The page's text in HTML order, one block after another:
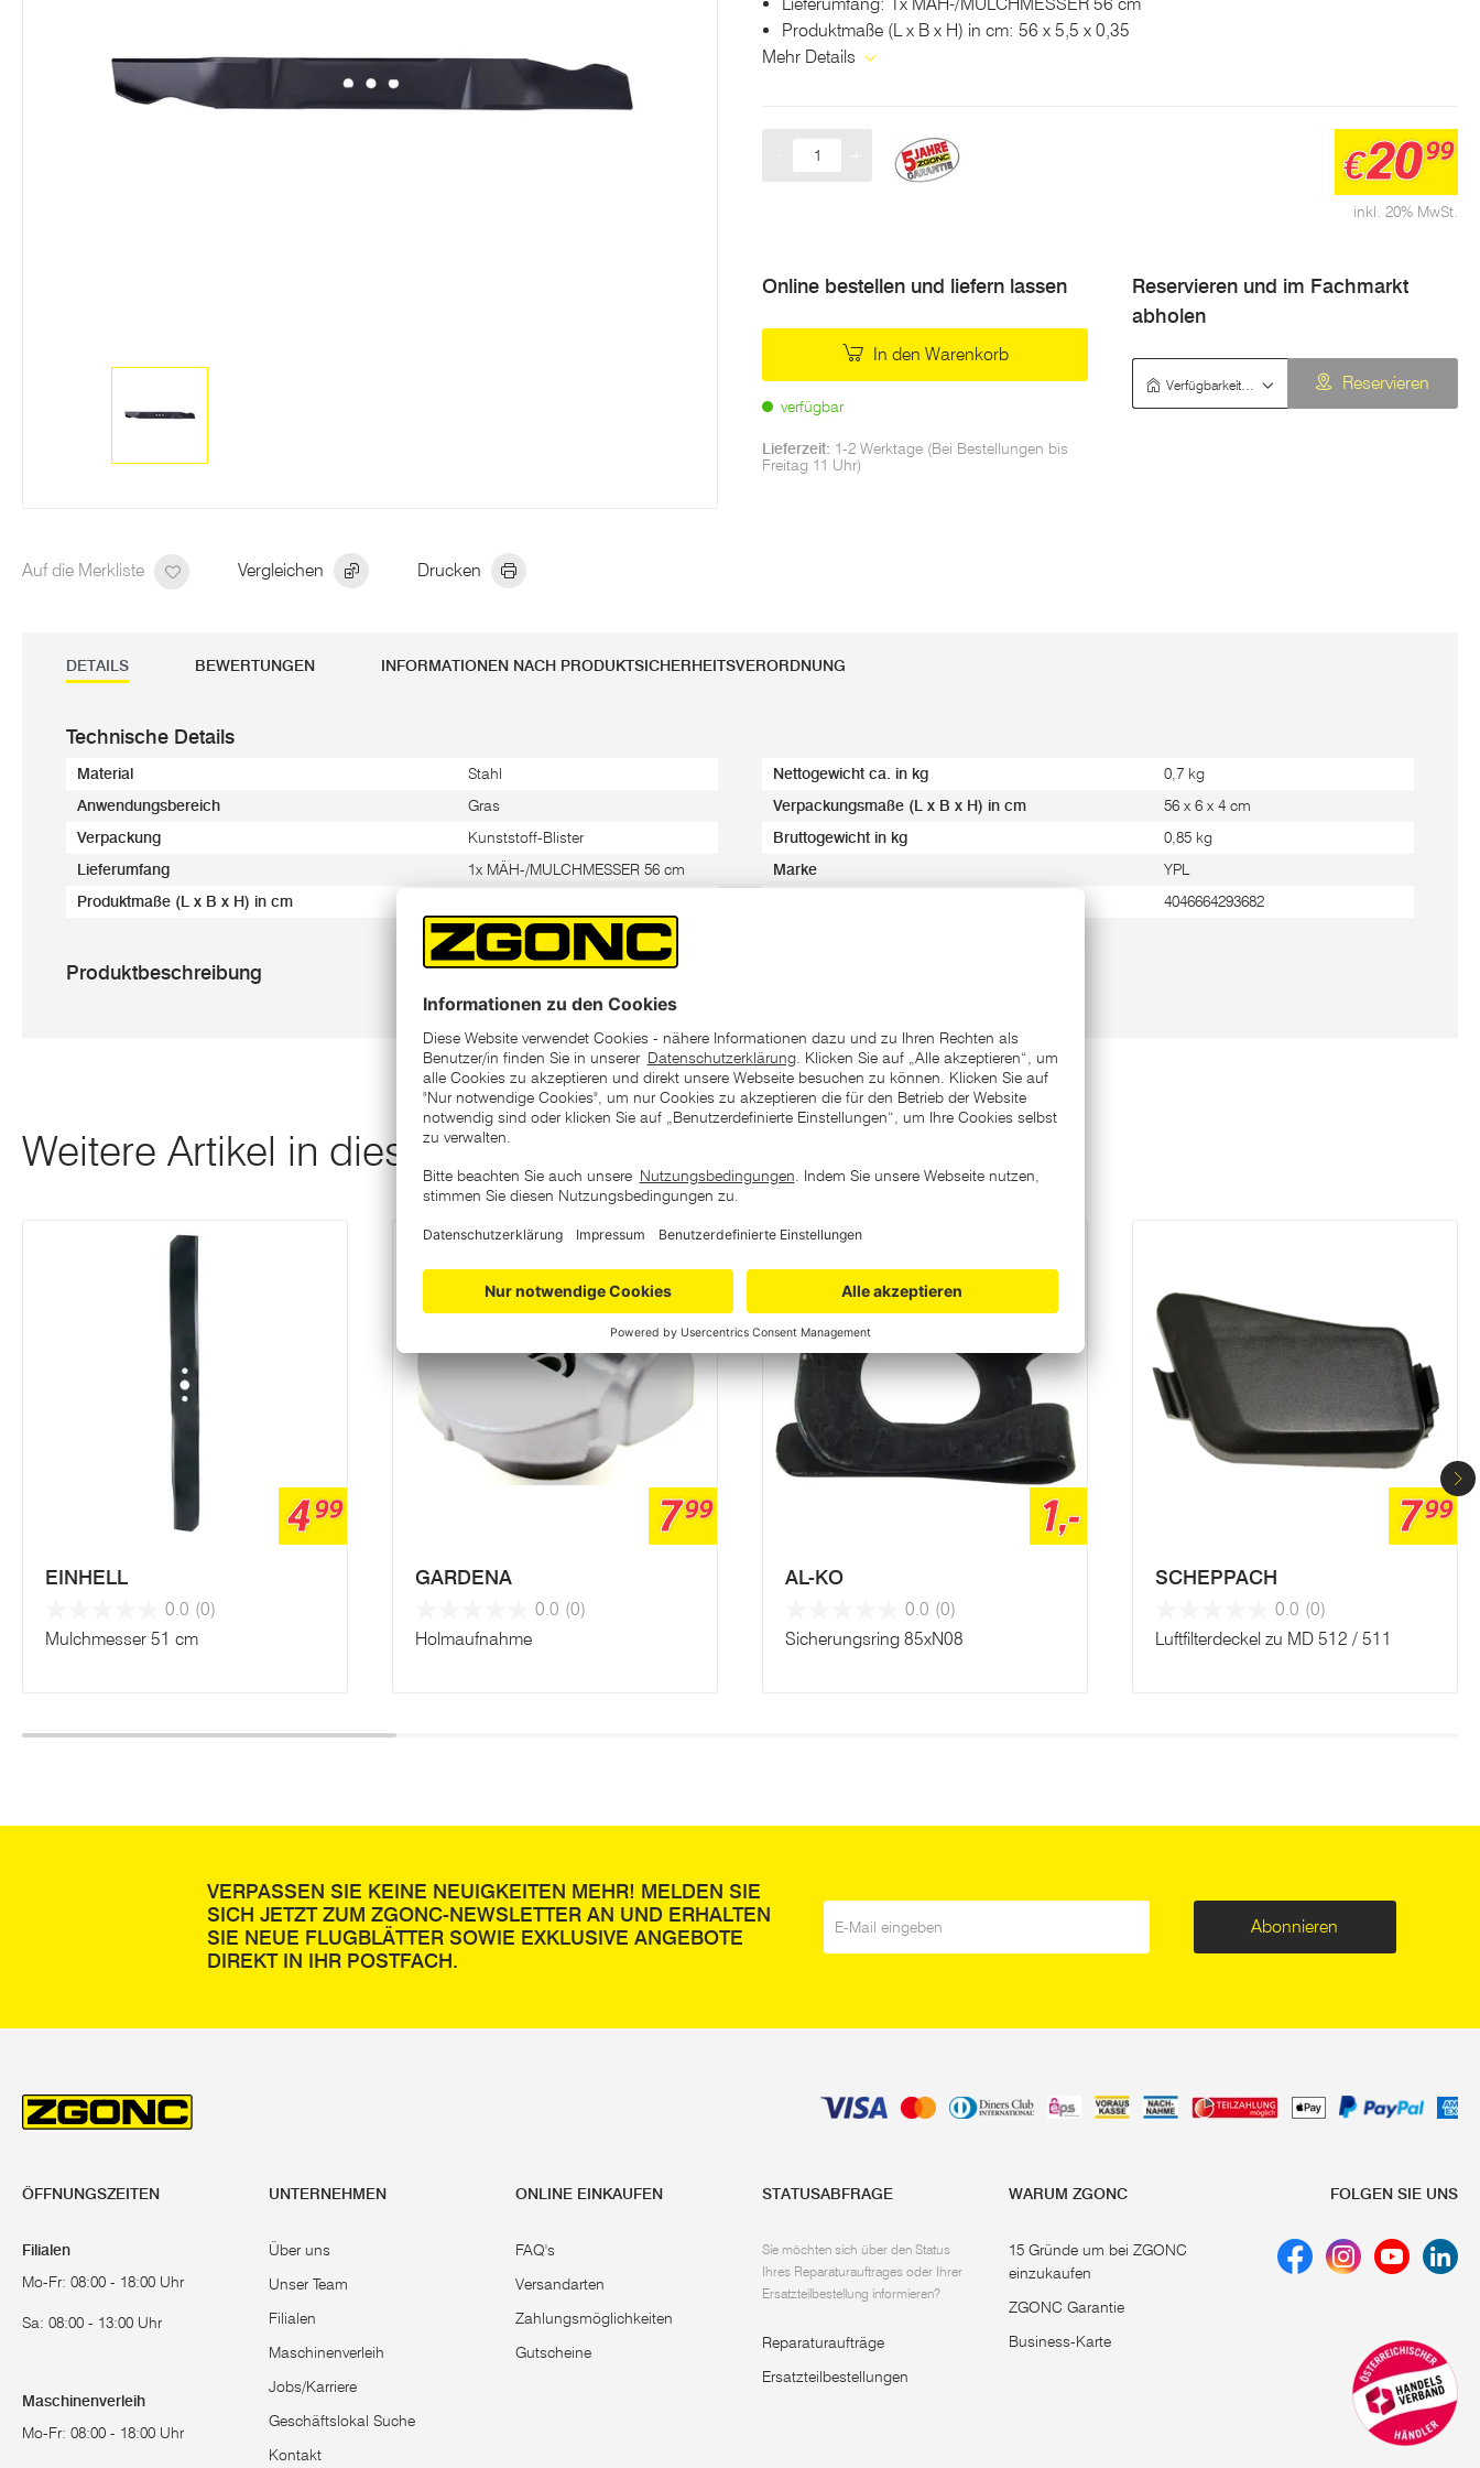
Auf die Merkliste Vergleichen Drucken
Produktmaße (L x B x H) in cm: 56 x 5,5 x 0,35
Mehr Details
inkl. 20% MwSt.
€2099
Online bestellen und liefern lassen
In den Warenkorb
verfügbar
Lieferzeit: 1-2 Werktage (Bei Bestellungen bis
Freitag 11 Uhr)
Reservieren und im Fachmarkt
abholen
Reservieren
DETAILS BEWERTUNGEN INFORMATIONEN NACH PRODUKTSICHERHEITSVERORDNUNG
Technische Details
Material Stahl
Anwendungsbereich Gras
Verpackung Kunststoff-Blister
Lieferumfang 1x MÄH-/MULCHMESSER 56 cm
Produktmaße (L x B x H) in cm
Nettogewicht ca. in kg 0,7 kg
Verpackungsmaße (L x B x H) in cm 56 x 6 x 4 cm
Bruttogewicht in kg 0,85 kg
Marke YPL
4046664293682
Produktbeschreibung
Weitere Artikel in dieser Kategorie
499
EINHELL
0.0 (0)
Mulchmesser 51 cm
799
GARDENA
0.0 (0)
Holmaufnahme
1,-
AL-KO
0.0 (0)
Sicherungsring 85xN08
799
SCHEPPACH
0.0 (0)
Luftfilterdeckel zu MD 512 / 511
VERPASSEN SIE KEINE NEUIGKEITEN MEHR! MELDEN SIE
SICH JETZT ZUM ZGONC-NEWSLETTER AN UND ERHALTEN
SIE NEUE FLUGBLÄTTER SOWIE EXKLUSIVE ANGEBOTE
DIREKT IN IHR POSTFACH.
Abonnieren
ÖFFNUNGSZEITEN
Filialen
Mo-Fr: 08:00 - 18:00 Uhr
Sa: 08:00 - 13:00 Uhr
Maschinenverleih
Mo-Fr: 08:00 - 18:00 Uhr
UNTERNEHMEN
Über uns
Unser Team
Filialen
Maschinenverleih
Jobs/Karriere
Geschäftslokal Suche
Kontakt
ONLINE EINKAUFEN
FAQ's
Versandarten
Zahlungsmöglichkeiten
Gutscheine
STATUSABFRAGE
Sie möchten sich über den Status
Ihres Reparaturauftrages oder Ihrer
Ersatzteilbestellung informieren?
Reparaturaufträge
Ersatzteilbestellungen
WARUM ZGONC
15 Gründe um bei ZGONC
einzukaufen
ZGONC Garantie
Business-Karte
FOLGEN SIE UNS